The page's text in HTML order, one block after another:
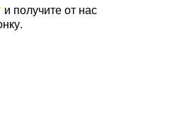
и получите от нас